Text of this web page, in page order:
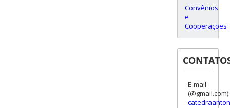
Convênios
e
Cooperações
E-mail
(@gmail.com):